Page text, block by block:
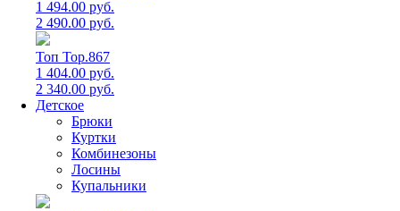
1 494.00 руб.
2 490.00 руб.
Топ Top.867
1 404.00 руб.
2 340.00 руб.
Детское
Брюки
Куртки
Комбинезоны
Лосины
Купальники